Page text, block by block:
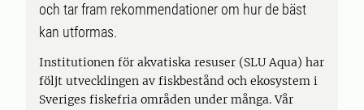
och tar fram rekommendationer om hur de bäst
kan utformas.
Institutionen för akvatiska resuser (SLU Aqua) har
följt utvecklingen av fiskbestånd och ekosystem i
Sveriges fiskefria områden under många. Vår